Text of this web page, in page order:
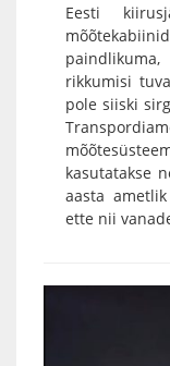
Eesti
rikkumisi
pole siiski
kasutatakse
aasta
ette nii